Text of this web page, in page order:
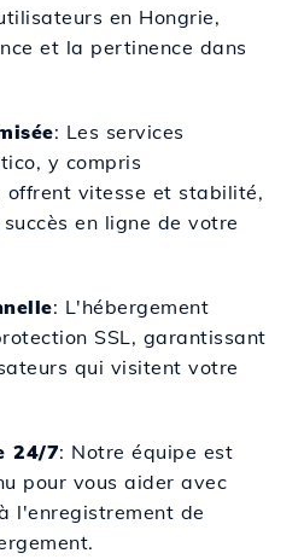
en Hongrie,
et la pertinence dans
: Les services
y compris
offrent vitesse et stabilité,
en ligne de votre
: L'hébergement
SSL, garantissant
qui visitent votre
24/7: Notre équipe est
pour vous aider avec
l'enregistrement de